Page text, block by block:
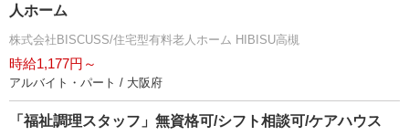
人ホーム
株式会社BISCUSS/住宅型有料老人ホーム HIBISU高槻
時給1,177円～
アルバイト・パート / 大阪府
「福祉調理スタッフ」無資格可/シフト相談可/ケアハウス